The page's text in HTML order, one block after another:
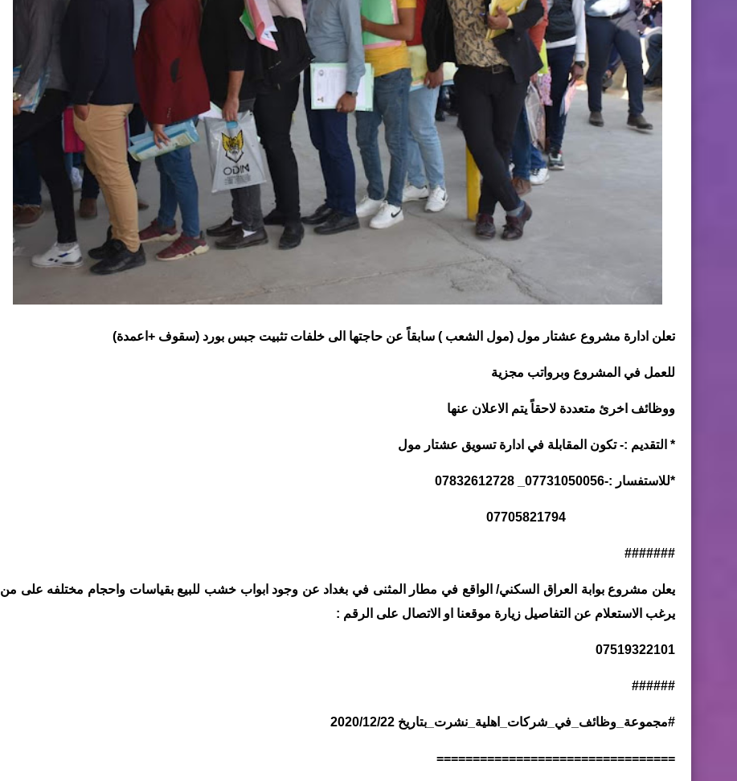
تعلن ادارة مشروع عشتار مول (مول الشعب ) سابقاً عن حاجتها الى خلفات تثبيت جبس بورد (سقوف +اعمدة)
للعمل في المشروع وبرواتب مجزية
ووظائف اخرئ متعددة لاحقاً يتم الاعلان عنها
* التقديم :- تكون المقابلة في ادارة تسويق عشتار مول
*للاستفسار :-07731050056_ 07832612728
#######
يعلن مشروع بوابة العراق السكني/ الواقع في مطار المثنى في بغداد عن وجود ابواب خشب للبيع بقياسات واحجام مختلفه على من
يرغب الاستعلام عن التفاصيل زيارة موقعنا او الاتصال على الرقم :
07519322101
######
#مجموعة_وظائف_في_شركات_اهلية_نشرت_بتاريخ 2020/12/22
=================================